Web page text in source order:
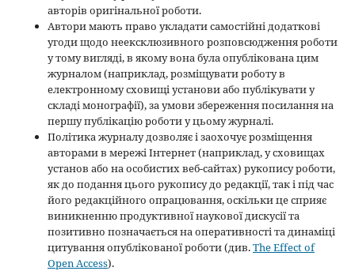
авторів оригінальної роботи.
Автори мають право укладати самостійні додаткові
угоди щодо неексклюзивного розповсюдження роботи
у тому вигляді, в якому вона була опублікована цим
журналом (наприклад, розміщувати роботу в
електронному сховищі установи або публікувати у
складі монографії), за умови збереження посилання на
першу публікацію роботи у цьому журналі.
Політика журналу дозволяє і заохочує розміщення
авторами в мережі Інтернет (наприклад, у сховищах
установ або на особистих веб-сайтах) рукопису роботи,
як до подання цього рукопису до редакції, так і під час
його редакційного опрацювання, оскільки це сприяє
виникненню продуктивної наукової дискусії та
позитивно позначається на оперативності та динаміці
цитування опублікованої роботи (див.The Effect of
Open Access).